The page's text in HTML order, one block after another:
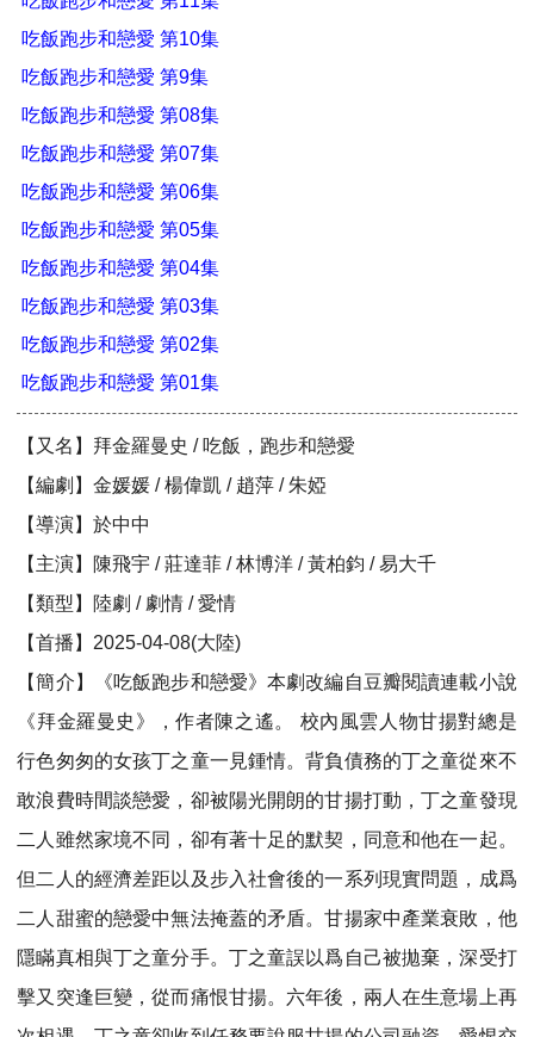
吃飯跑步和戀愛 第10集
吃飯跑步和戀愛 第9集
吃飯跑步和戀愛 第08集
吃飯跑步和戀愛 第07集
吃飯跑步和戀愛 第06集
吃飯跑步和戀愛 第05集
吃飯跑步和戀愛 第04集
吃飯跑步和戀愛 第03集
吃飯跑步和戀愛 第02集
吃飯跑步和戀愛 第01集
【又名】拜金羅曼史 / 吃飯，跑步和戀愛
【編劇】金媛媛 / 楊偉凱 / 趙萍 / 朱婭
【導演】於中中
【主演】陳飛宇 / 莊達菲 / 林博洋 / 黃柏鈞 / 易大千
【類型】陸劇 / 劇情 / 愛情
【首播】2025-04-08(大陸)
【簡介】《吃飯跑步和戀愛》本劇改編自豆瓣閱讀連載小說
《拜金羅曼史》，作者陳之遙。 校內風雲人物甘揚對總是
行色匆匆的女孩丁之童一見鍾情。背負債務的丁之童從來不
敢浪費時間談戀愛，卻被陽光開朗的甘揚打動，丁之童發現
二人雖然家境不同，卻有著十足的默契，同意和他在一起。
但二人的經濟差距以及步入社會後的一系列現實問題，成爲
二人甜蜜的戀愛中無法掩蓋的矛盾。甘揚家中產業衰敗，他
隱瞞真相與丁之童分手。丁之童誤以爲自己被拋棄，深受打
擊又突逢巨變，從而痛恨甘揚。六年後，兩人在生意場上再